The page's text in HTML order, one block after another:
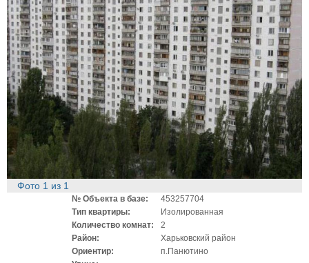
Фото 1 из 1
№ Объекта в базе:
453257704
Тип квартиры:
Изолированная
Количество комнат:
2
Район:
Харьковский район
Ориентир:
п.Панютино